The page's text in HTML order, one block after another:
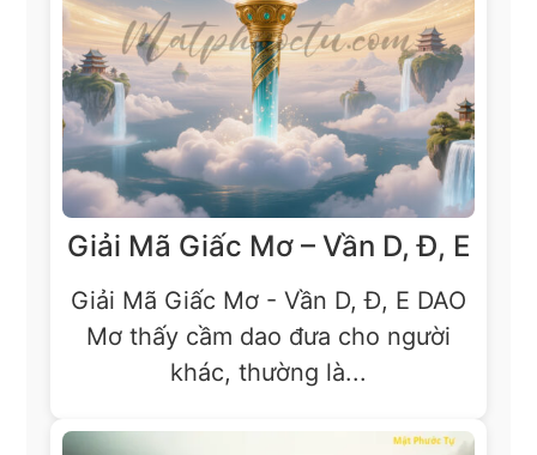
Giải Mã Giấc Mơ – Vần D, Đ, E
Giải Mã Giấc Mơ - Vần D, Đ, E DAO
Mơ thấy cầm dao đưa cho người
khác, thường là...